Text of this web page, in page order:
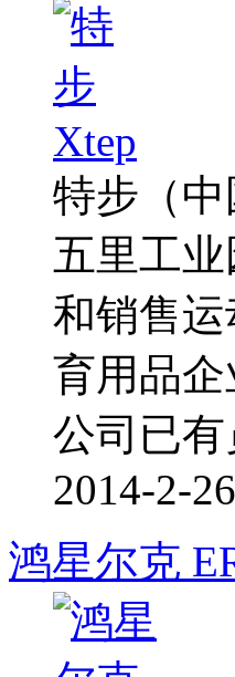
特步（
五里工
和销售
育用品
公司已有
2014-2-
鸿星尔克